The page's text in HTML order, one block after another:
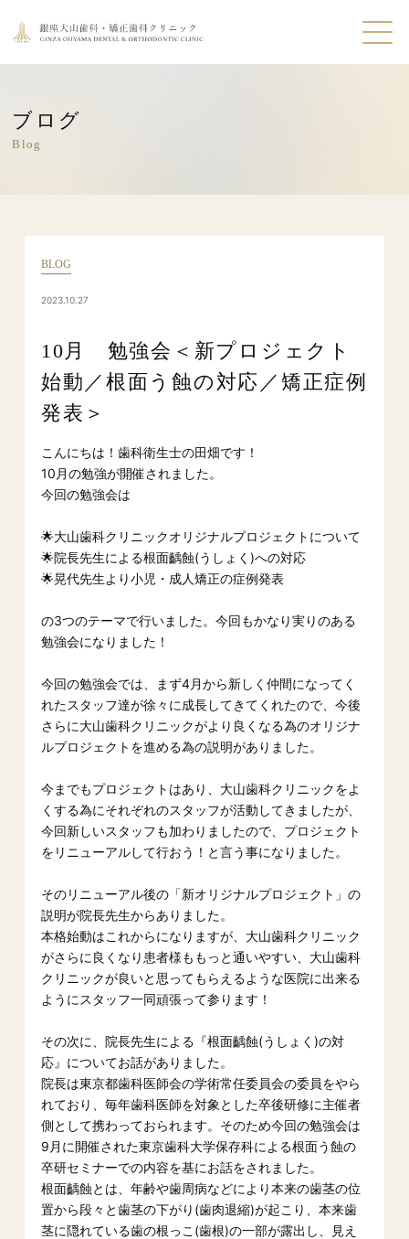
ブログ
Blog
BLOG
2023.10.27
10月 勉強会＜新プロジェクト
始動／根面う蝕の対応／矯正症例
発表＞
こんにちは！歯科衛生士の田畑です！
10月の勉強が開催されました。
今回の勉強会は
🌟大山歯科クリニックオリジナルプロジェクトについて︎
🌟院長先生による根面齲蝕(うしょく)への対応︎
🌟晃代先生より小児・成人矯正の症例発表
の3つのテーマで行いました。今回もかなり実りのある
勉強会になりました！
今回の勉強会では、まず4月から新しく仲間になってく
れたスタッフ達が徐々に成長してきてくれたので、今後
さらに大山歯科クリニックがより良くなる為のオリジナ
ルプロジェクトを進める為の説明がありました。
今までもプロジェクトはあり、大山歯科クリニックをよ
くする為にそれぞれのスタッフが活動してきましたが、
今回新しいスタッフも加わりましたので、プロジェクト
をリニューアルして行おう！と言う事になりました。
そのリニューアル後の「新オリジナルプロジェクト」の
説明が院長先生からありました。
本格始動はこれからになりますが、大山歯科クリニック
がさらに良くなり患者様ももっと通いやすい、大山歯科
クリニックが良いと思ってもらえるような医院に出来る
ようにスタッフ一同頑張って参ります！
その次に、院長先生による『根面齲蝕(うしょく)の対
応』についてお話がありました。
院長は東京都歯科医師会の学術常任委員会の委員をやら
れており、毎年歯科医師を対象とした卒後研修に主催者
側として携わっておられます。そのため今回の勉強会は
9月に開催された東京歯科大学保存科による根面う蝕の
卒研セミナーでの内容を基にお話をされました。
根面齲蝕とは、年齢や歯周病などにより本来の歯茎の位
置から段々と歯茎の下がり(歯肉退縮)が起こり、本来歯
茎に隠れている歯の根っこ(歯根)の一部が露出し、見え